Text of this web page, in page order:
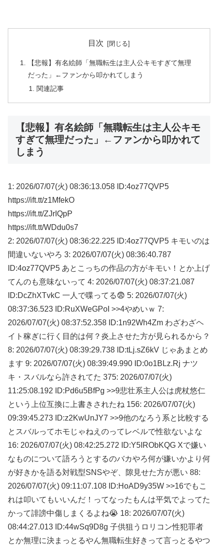
目次
【悲報】有名絵師「無職転生は主人公キモすぎて無理
だった」←ファンから叩かれてしまう
関連記事
【悲報】有名絵師「無職転生は主人公キモ
すぎて無理だった」←ファンから叩かれて
しまう
1: 2026/07/07(火) 08:36:13.058 ID:4oz77QVP5
https://ift.tt/z1MfekO
https://ift.tt/ZJrIQpP
https://ift.tt/WDdu0s7
2: 2026/07/07(火) 08:36:22.225 ID:4oz77QVP5 キモいのは
間違いないやろ 3: 2026/07/07(火) 08:36:40.787
ID:4oz77QVP5 あとこっちの作品の方がキモい！とか上げ
てんのも意味ないって 4: 2026/07/07(火) 08:37:21.087
ID:DcZhXTvkC 一人で喋ってる😨 5: 2026/07/07(火)
08:37:36.523 ID:RuXWeGPoI >>4やめいｗ 7:
2026/07/07(火) 08:37:52.358 ID:1n92Wh4Zm わざわざヘ
イト稼ぎに行く目的は何？炎上させた方が見られるから？
8: 2026/07/07(火) 08:39:29.738 ID:tLj.sZ6kV じゃあまとめ
ます 9: 2026/07/07(火) 08:39:49.990 ID:0o1BLz.Rj ナツ
キ・スバルなら許されてた 375: 2026/07/07(火)
11:25:08.192 ID:Pd6u5BfPg >>9悲壮系主人公は虎杖悠仁
という上位互換に上書きされたね 156: 2026/07/07(火)
09:39:45.273 ID:z2KwUnJY7 >>9他のなろう系と比較する
とスバルってホモじゃねえのってレベルで性欲ないよな
16: 2026/07/07(火) 08:42:25.272 ID:Y5IRObKQG Xで嫌い
なものについて語ろうとするのバカやろ何が嫌いかより何
が好きかを語る対戦型SNSやぞ、隙見せた方が悪い 88:
2026/07/07(火) 09:11:07.108 ID:HoAD9y35W >>16でもこ
れは叩いてもいいんだ！ってなったもんは平気でよってた
かって誹謗中傷しまくるよね😭 18: 2026/07/07(火)
08:44:27.013 ID:44wSq9D8g 子供狙うロリコン性犯罪者
とか無理に決まっとるやん無職転生好きって言っとるやつ